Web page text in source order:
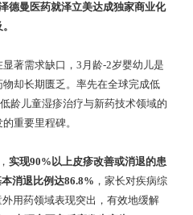
德曼医药就泽立美达成独家商业化
著需求缺口，3月龄-2岁婴幼儿是
却长期匮乏。率先在全球完成低
龄儿童湿疹治疗与新药技术领域的
重要里程碑。
实现90%以上皮疹改善或消退的患
消退比例达86.8% ，家长对疾病综
用药领域表现突出，有效地缓解